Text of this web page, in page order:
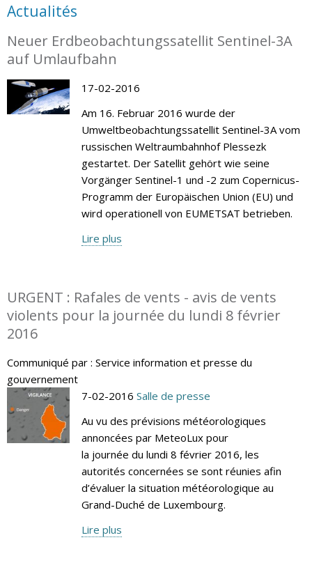
Actualités
Neuer Erdbeobachtungssatellit Sentinel-3A
auf Umlaufbahn
17-02-2016
Am 16. Februar 2016 wurde der
Umweltbeobachtungssatellit Sentinel-3A vom
russischen Weltraumbahnhof Plessezk
gestartet. Der Satellit gehört wie seine
Vorgänger Sentinel-1 und -2 zum Copernicus-
Programm der Europäischen Union (EU) und
wird operationell von EUMETSAT betrieben.
Lire plus
URGENT : Rafales de vents - avis de vents
violents pour la journée du lundi 8 février
2016
Communiqué par : Service information et presse du
gouvernement
7-02-2016 Salle de presse
Au vu des prévisions météorologiques
annoncées par MeteoLux pour
la journée du lundi 8 février 2016, les
autorités concernées se sont réunies afin
d’évaluer la situation météorologique au
Grand-Duché de Luxembourg.
Lire plus